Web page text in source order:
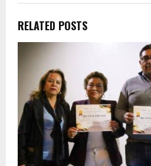
RELATED POSTS